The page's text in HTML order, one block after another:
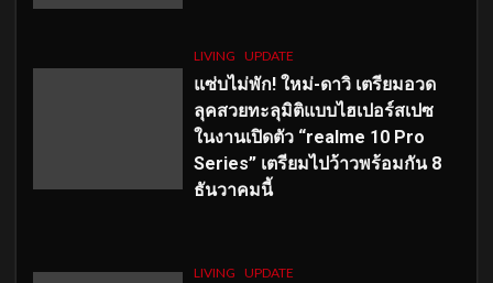
LIVING UPDATE
แซ่บไม่พัก! ใหม่-ดาวิ เตรียมอวด
ลุคสวยทะลุมิติแบบไฮเปอร์สเปซ
ในงานเปิดตัว “realme 10 Pro
Series” เตรียมไปว้าวพร้อมกัน 8
ธันวาคมนี้
LIVING UPDATE